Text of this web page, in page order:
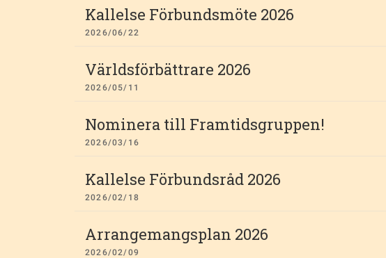
Kallelse Förbundsmöte 2026
2026/06/22
Världsförbättrare 2026
2026/05/11
Nominera till Framtidsgruppen!
2026/03/16
Kallelse Förbundsråd 2026
2026/02/18
Arrangemangsplan 2026
2026/02/09